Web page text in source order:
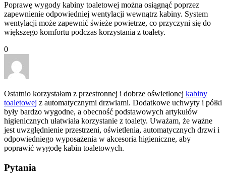
Poprawę wygody kabiny toaletowej można osiągnąć poprzez
zapewnienie odpowiedniej wentylacji wewnątrz kabiny. System
wentylacji może zapewnić świeże powietrze, co przyczyni się do
większego komfortu podczas korzystania z toalety.
0
Ostatnio korzystałam z przestronnej i dobrze oświetlonej kabiny
toaletowej z automatycznymi drzwiami. Dodatkowe uchwyty i półki
były bardzo wygodne, a obecność podstawowych artykułów
higienicznych ułatwiała korzystanie z toalety. Uważam, że ważne
jest uwzględnienie przestrzeni, oświetlenia, automatycznych drzwi i
odpowiedniego wyposażenia w akcesoria higieniczne, aby
poprawić wygodę kabin toaletowych.
Pytania